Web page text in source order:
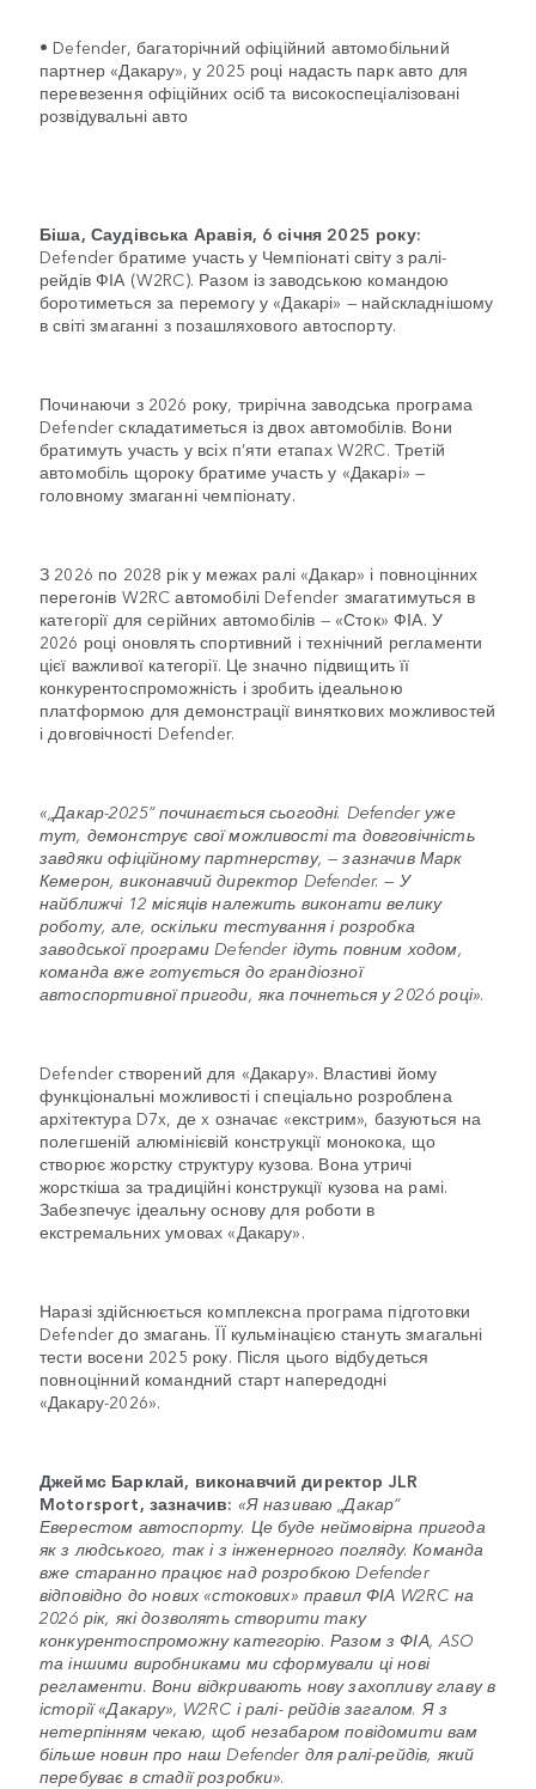
• Defender, багаторічний офіційний автомобільний
партнер «Дакару», у 2025 році надасть парк авто для
перевезення офіційних осіб та високоспеціалізовані
розвідувальні авто
Біша, Саудівська Аравія, 6 січня 2025 року:
Defender братиме участь у Чемпіонаті світу з ралі-
рейдів ФІА (W2RC). Разом із заводською командою
боротиметься за перемогу у «Дакарі» — найскладнішому
в світі змаганні з позашляхового автоспорту.
Починаючи з 2026 року, трирічна заводська програма
Defender складатиметься із двох автомобілів. Вони
братимуть участь у всіх п’яти етапах W2RC. Третій
автомобіль щороку братиме участь у «Дакарі» —
головному змаганні чемпіонату.
З 2026 по 2028 рік у межах ралі «Дакар» і повноцінних
перегонів W2RC автомобілі Defender змагатимуться в
категорії для серійних автомобілів — «Сток» ФІА. У
2026 році оновлять спортивний і технічний регламенти
цієї важливої категорії. Це значно підвищить її
конкурентоспроможність і зробить ідеальною
платформою для демонстрації виняткових можливостей
і довговічності Defender.
«„Дакар-2025“ починається сьогодні. Defender уже
тут, демонструє свої можливості та довговічність
завдяки офіційному партнерству, — зазначив Марк
Кемерон, виконавчий директор Defender. — У
найближчі 12 місяців належить виконати велику
роботу, але, оскільки тестування і розробка
заводської програми Defender ідуть повним ходом,
команда вже готується до грандіозної
автоспортивної пригоди, яка почнеться у 2026 році».
Defender створений для «Дакару». Властиві йому
функціональні можливості і спеціально розроблена
архітектура D7x, де x означає «екстрим», базуються на
полегшеній алюмінієвій конструкції монокока, що
створює жорстку структуру кузова. Вона утричі
жорсткіша за традиційні конструкції кузова на рамі.
Забезпечує ідеальну основу для роботи в
екстремальних умовах «Дакару».
Наразі здійснюється комплексна програма підготовки
Defender до змагань. ЇЇ кульмінацією стануть змагальні
тести восени 2025 року. Після цього відбудеться
повноцінний командний старт напередодні
«Дакару-2026».
Джеймс Барклай, виконавчий директор JLR
Motorsport, зазначив: «Я називаю „Дакар“
Еверестом автоспорту. Це буде неймовірна пригода
як з людського, так і з інженерного погляду. Команда
вже старанно працює над розробкою Defender
відповідно до нових «стокових» правил ФІА W2RC на
2026 рік, які дозволять створити таку
конкурентоспроможну категорію. Разом з ФІА, ASO
та іншими виробниками ми сформували ці нові
регламенти. Вони відкривають нову захопливу главу в
історії «Дакару», W2RC і ралі- рейдів загалом. Я з
нетерпінням чекаю, щоб незабаром повідомити вам
більше новин про наш Defender для ралі-рейдів, який
перебуває в стадії розробки».